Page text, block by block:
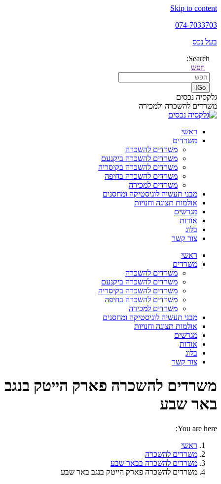
Skip to content
074-7033703
בעל נכס
Search:
חפש
גלקסיה נכסים
משרדים להשכרה ולמכירה
ראשי
משרדים
משרדים להשכרה
משרדים להשכרה ביקנעם
משרדים להשכרה בקיסריה
משרדים להשכרה בחיפה
משרדים למכירה
מבני תעשיה לוגיסטיקה ומחסנים
אולמות תצוגה וחנויות
מגרשים
אודות
בלוג
צור קשר
ראשי
משרדים
משרדים להשכרה
משרדים להשכרה ביקנעם
משרדים להשכרה בקיסריה
משרדים להשכרה בחיפה
משרדים למכירה
מבני תעשיה לוגיסטיקה ומחסנים
אולמות תצוגה וחנויות
מגרשים
אודות
בלוג
צור קשר
משרדים להשכרה פארק הייטק בנגב
באר שבע
You are here:
ראשי
משרדים להשכרה
משרדים להשכרה בבאר שבע
משרדים להשכרה פארק הייטק בנגב באר שבע